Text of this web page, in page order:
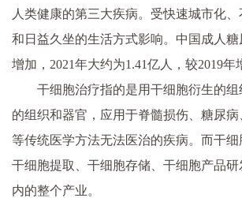
人类健康的第三大疾病。受快速城市化
和日益久坐的生活方式影响。 中国成人
增加，2021年大约为1.41亿人，较2019年
干细胞治疗指的是用干细胞衍生的
的组织和器官，应用于脊髓损伤、糖尿
等传统医学方法无法医治的疾病。 而干细
干细胞提取、干细胞存储、干细胞产品
内的整个产业。